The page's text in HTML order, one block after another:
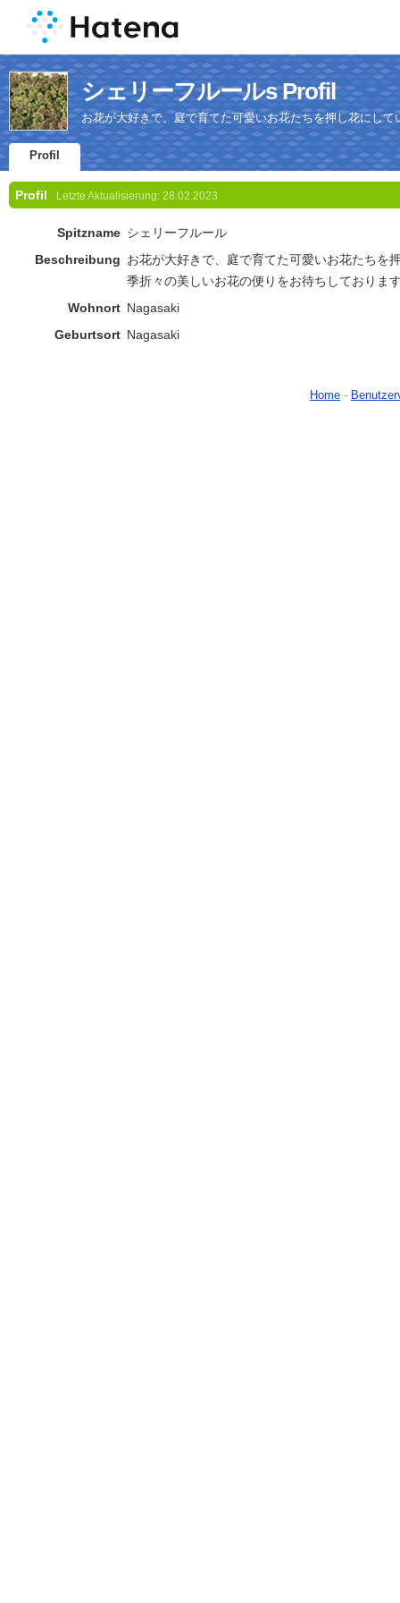
シェリーフルールs Profil
お花が大好きで、庭で育てた可愛いお花たちを押し花にし
Profil
Profil Letzte Aktualisierung: 28.02.2023
Spitzname シェリーフルール
Beschreibung お花が大好きで、庭で育てた可愛いお花たちを
季折々の美しいお花の便りをお待ちしておりま
Wohnort Nagasaki
Geburtsort Nagasaki
Home -